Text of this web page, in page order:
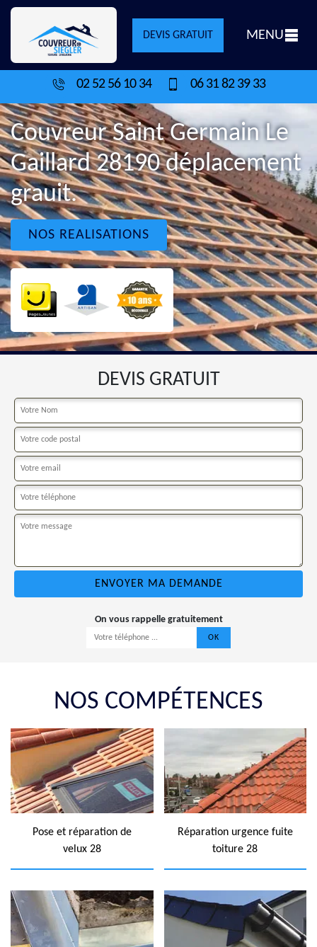
DEVIS GRATUIT MENU
02 52 56 10 34 06 31 82 39 33
Couvreur Saint Germain Le
Gaillard 28190 déplacement
grauit.
NOS REALISATIONS
DEVIS GRATUIT
On vous rappelle gratuitement
NOS COMPÉTENCES
Pose et réparation de
velux 28
Réparation urgence fuite
toiture 28